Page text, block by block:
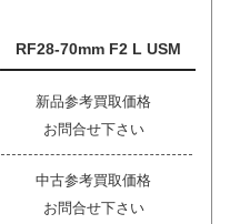
RF28-70mm F2 L USM
新品参考買取価格
お問合せ下さい
中古参考買取価格
お問合せ下さい